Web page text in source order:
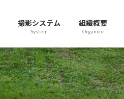
撮影システム
System
組織概要
Organize